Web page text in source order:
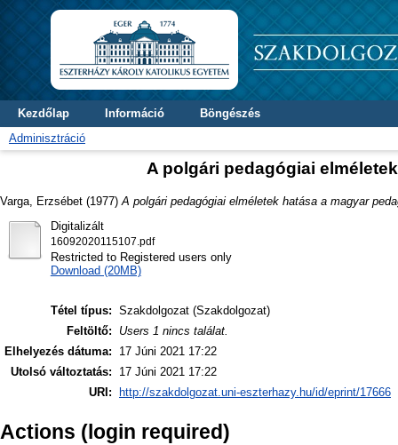
Kezdőlap Információ
Böngészés
Adminisztráció
A polgári pedagógiai
Varga, Erzsébet (1977) A polgári pedagógiai elméletek hatása a magyar
Digitalizált
16092020115107.pdf
Restricted to Registered users only
Download (20MB)
Tétel típus: Szakdolgozat (Szakdolgozat)
Feltöltő:
Users 1 nincs találat.
Elhelyezés dátuma:
17 Júni 2021 17:22
Utolsó változtatás:
17 Júni 2021 17:22
URI:
http://szakdolgozat.uni-eszterhazy.hu/id/eprint/17666
Actions (login required)